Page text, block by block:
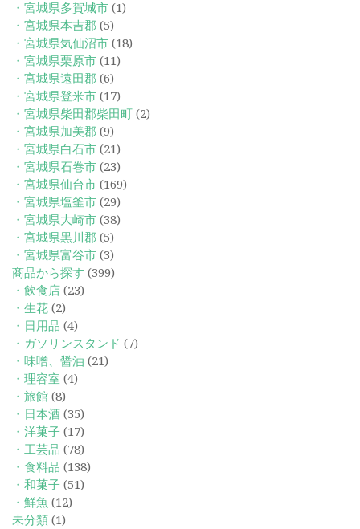
・宮城県多賀城市 (1)
・宮城県本吉郡 (5)
・宮城県気仙沼市 (18)
・宮城県栗原市 (11)
・宮城県遠田郡 (6)
・宮城県登米市 (17)
・宮城県柴田郡柴田町 (2)
・宮城県加美郡 (9)
・宮城県白石市 (21)
・宮城県石巻市 (23)
・宮城県仙台市 (169)
・宮城県塩釜市 (29)
・宮城県大崎市 (38)
・宮城県黒川郡 (5)
・宮城県富谷市 (3)
商品から探す (399)
・飲食店 (23)
・生花 (2)
・日用品 (4)
・ガソリンスタンド (7)
・味噌、醤油 (21)
・理容室 (4)
・旅館 (8)
・日本酒 (35)
・洋菓子 (17)
・工芸品 (78)
・食料品 (138)
・和菓子 (51)
・鮮魚 (12)
未分類 (1)